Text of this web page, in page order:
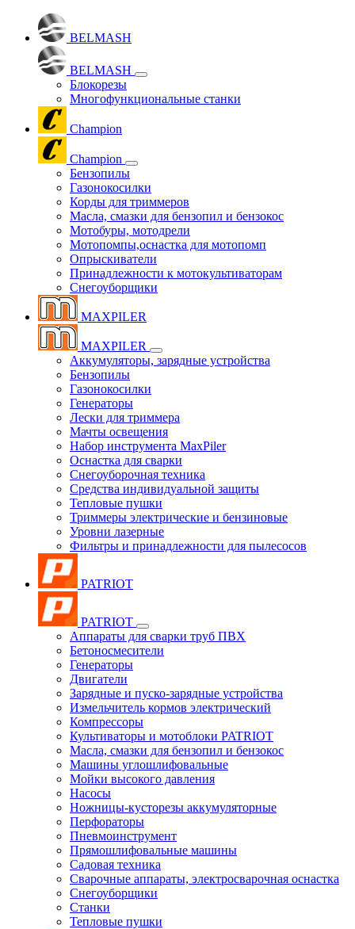
BELMASH
BELMASH
Блокорезы
Многофункциональные станки
Champion
Champion
Бензопилы
Газонокосилки
Корды для триммеров
Масла, смазки для бензопил и бензокос
Мотобуры, мотодрели
Мотопомпы,оснастка для мотопомп
Опрыскиватели
Принадлежности к мотокультиваторам
Снегоуборщики
MAXPILER
MAXPILER
Аккумуляторы, зарядные устройства
Бензопилы
Газонокосилки
Генераторы
Лески для триммера
Мачты освещения
Набор инструмента MaxPiler
Оснастка для сварки
Снегоуборочная техника
Средства индивидуальной защиты
Тепловые пушки
Триммеры электрические и бензиновые
Уровни лазерные
Фильтры и принадлежности для пылесосов
PATRIOT
PATRIOT
Аппараты для сварки труб ПВХ
Бетоносмесители
Генераторы
Двигатели
Зарядные и пуско-зарядные устройства
Измельчитель кормов электрический
Компрессоры
Культиваторы и мотоблоки PATRIOT
Масла, смазки для бензопил и бензокос
Машины углошлифовальные
Мойки высокого давления
Насосы
Ножницы-кусторезы аккумуляторные
Перфораторы
Пневмоинструмент
Прямошлифовальные машины
Садовая техника
Сварочные аппараты, электросварочная оснастка
Снегоуборщики
Станки
Тепловые пушки